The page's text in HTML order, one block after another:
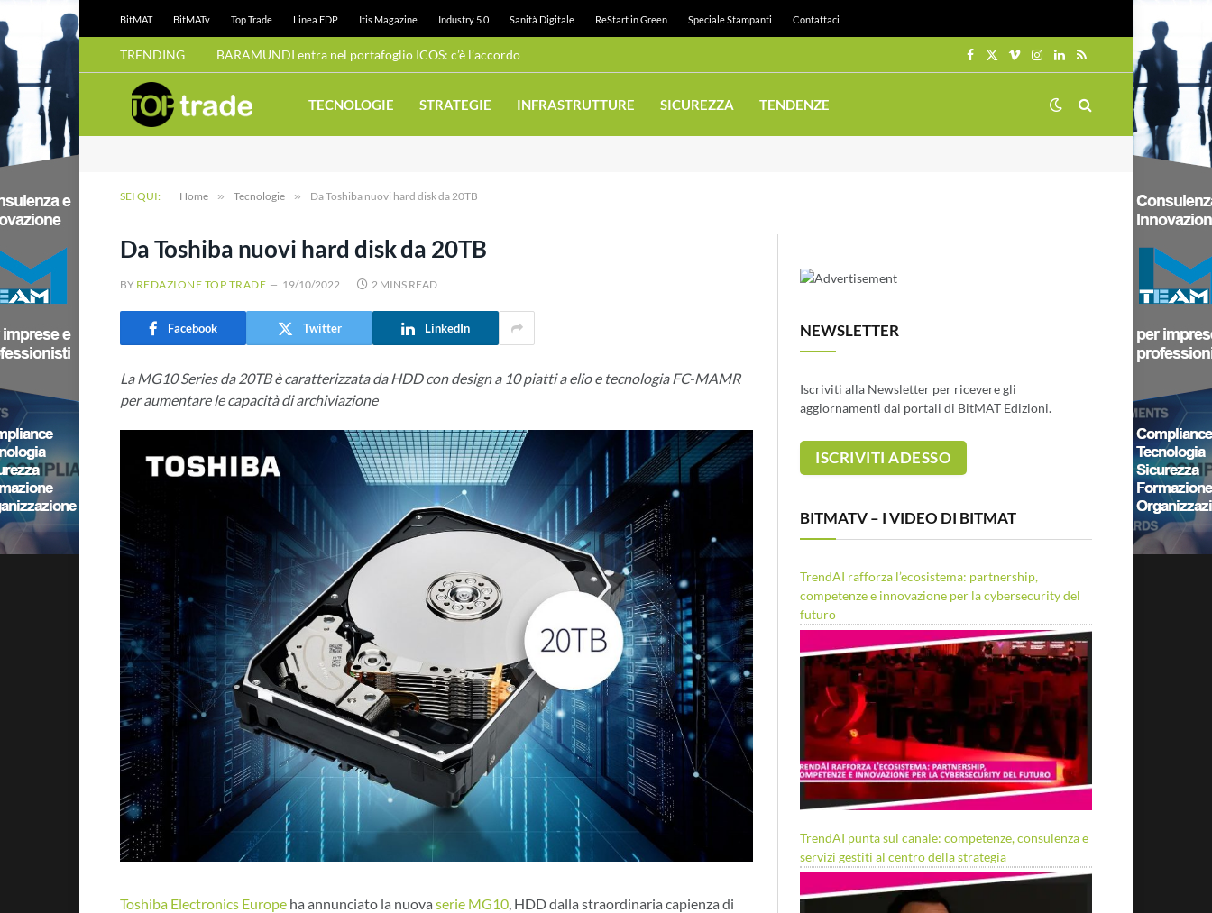
BitMAT BitMATv Top Trade Linea EDP Itis Magazine Industry 5.0 Sanità Digitale ReStart in Green Speciale Stampanti Contattaci
TRENDING BARAMUNDI entra nel portafoglio ICOS: c’è l’accordo
Facebook
X
VimeoInstagram
LinkedIn
RSS
TECNOLOGIE STRATEGIE INFRASTRUTTURE SICUREZZA TENDENZE
SEI QUI: Home » Tecnologie » Da Toshiba nuovi hard disk da 20TB
Da Toshiba nuovi hard disk da 20TB
BY REDAZIONE TOP TRADE 19/10/2022 2 MINS READ
Facebook Twitter LinkedIn
La MG10 Series da 20TB è caratterizzata da HDD con design a 10 piatti a elio e tecnologia FC-MAMR
per aumentare le capacità di archiviazione
Toshiba Electronics Europe ha annunciato la nuova serie MG10 , HDD dalla straordinaria capienza di
NEWSLETTER
Iscriviti alla Newsletter per ricevere gli
aggiornamenti dai portali di BitMAT Edizioni.
BITMATV – I VIDEO DI BITMAT
TrendAI rafforza l’ecosistema: partnership,
competenze e innovazione per la cybersecurity del
futuro
TrendAI punta sul canale: competenze, consulenza e
servizi gestiti al centro della strategia